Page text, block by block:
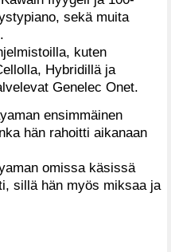
sekä muita
kuten
Hybridillä ja
Genelec Onet.
ensimmäinen
hän rahoitti aikanaan
omissa käsissä
sillä hän myös miksaa ja